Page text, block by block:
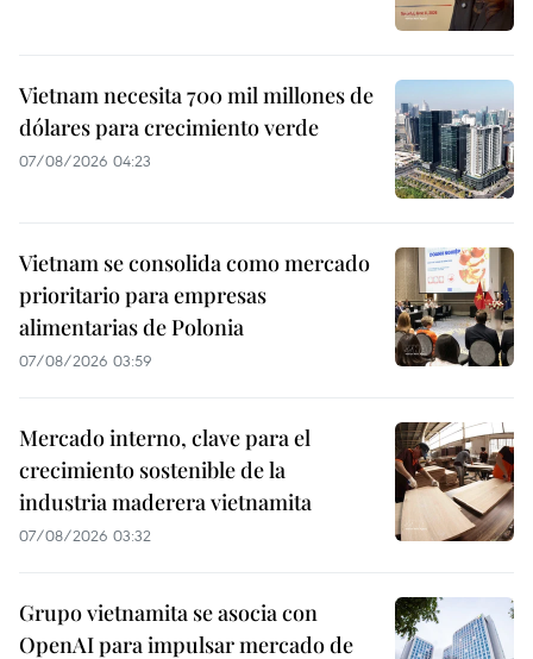
Vietnam necesita 700 mil millones de
dólares para crecimiento verde
07/08/2026 04:23
Vietnam se consolida como mercado
prioritario para empresas
alimentarias de Polonia
07/08/2026 03:59
Mercado interno, clave para el
crecimiento sostenible de la
industria maderera vietnamita
07/08/2026 03:32
Grupo vietnamita se asocia con
OpenAI para impulsar mercado de